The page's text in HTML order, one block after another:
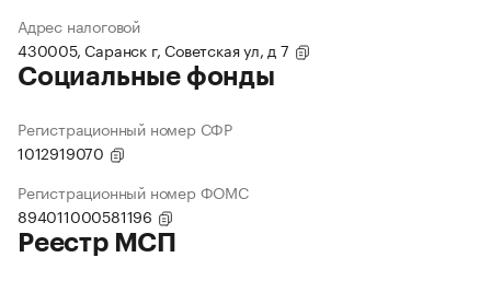
Адрес налоговой
430005, Саранск г, Советская ул, д 7
Социальные фонды
Регистрационный номер СФР
1012919070
Регистрационный номер ФОМС
894011000581196
Реестр МСП